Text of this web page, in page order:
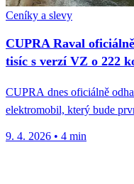
Ceníky a slevy
CUPRA Raval
tisíc s verzí VZ o 222
CUPRA dnes oficiálně
elektromobil, který bude
9. 4. 2026 • 4 min